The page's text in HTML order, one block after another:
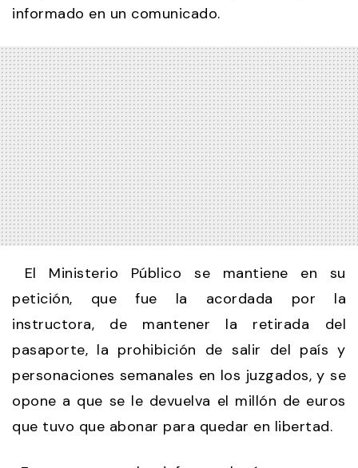
informado en un comunicado.
El Ministerio Público se mantiene en su
petición, que fue la acordada por la
instructora, de mantener la retirada del
pasaporte, la prohibición de salir del país y
personaciones semanales en los juzgados, y se
opone a que se le devuelva el millón de euros
que tuvo que abonar para quedar en libertad.